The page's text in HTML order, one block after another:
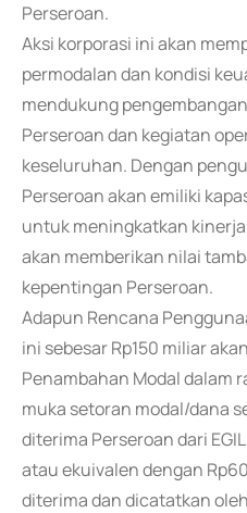
Perseroan.
Aksi korporasi ini akan
permodalan dan kondisi
mendukung
Perseroan dan kegiatan
keseluruhan. Dengan
Perseroan akan emiliki
untuk meningkatkan
akan memberikan nilai
kepentingan Perseroan.
Adapun Rencana
ini sebesar Rp150 miliar
Penambahan Modal dalam
muka setoran modal/dana
diterima Perseroan dari
atau ekuivalen dengan
diterima dan dicatatkan